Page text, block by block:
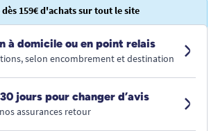
159€ d'achats sur tout le site
à domicile ou en point relais
selon encombrement et destination
jours pour changer d’avis
assurances retour